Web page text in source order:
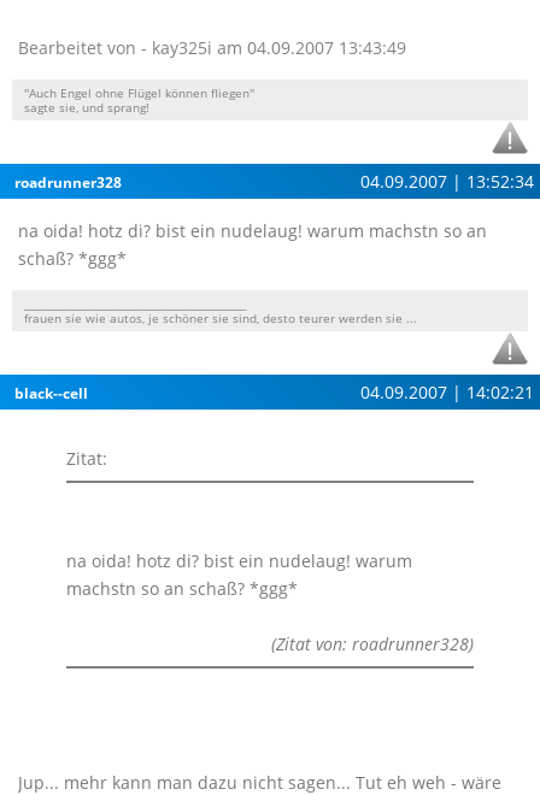
Bearbeitet von - kay325i am 04.09.2007 13:43:49
''Auch Engel ohne Flügel können fliegen''
sagte sie, und sprang!
roadrunner328 04.09.2007 | 13:52:34
na oida! hotz di? bist ein nudelaug! warum machstn so an
schaß? *ggg*
frauen sie wie autos, je schöner sie sind, desto teurer werden sie ...
black--cell 04.09.2007 | 14:02:21
Zitat:
na oida! hotz di? bist ein nudelaug! warum
machstn so an schaß? *ggg*
(Zitat von: roadrunner328)
Jup... mehr kann man dazu nicht sagen... Tut eh weh - wäre